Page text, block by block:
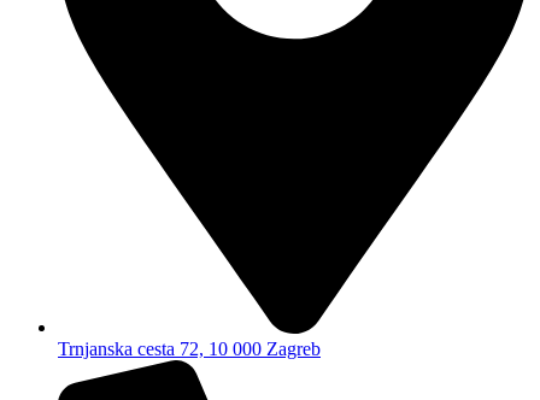
Trnjanska cesta 72, 10 000 Zagreb